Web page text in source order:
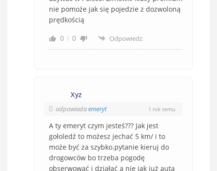
nie pomoże jak się pojedzie z dozwoloną
prędkością
0
0 Odpowiedz
Xyz
odpowiadaemeryt 1 rok temu
A ty emeryt czym jesteś??? Jak jest
gołoledź to możesz jechać 5 km/ i to
może być za szybko.pytanie kieruj do
drogowców bo trzeba pogodę
obserwować i działać a nie jak już auta